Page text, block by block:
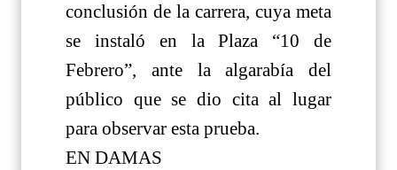
conclusión de la carrera, cuya meta
se instaló en la Plaza “10 de
Febrero”, ante la algarabía del
público que se dio cita al lugar
para observar esta prueba.
EN DAMAS